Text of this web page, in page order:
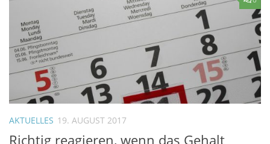
AKTUELLES 19. AUGUST 2017
Richtig reagieren, wenn das Gehalt